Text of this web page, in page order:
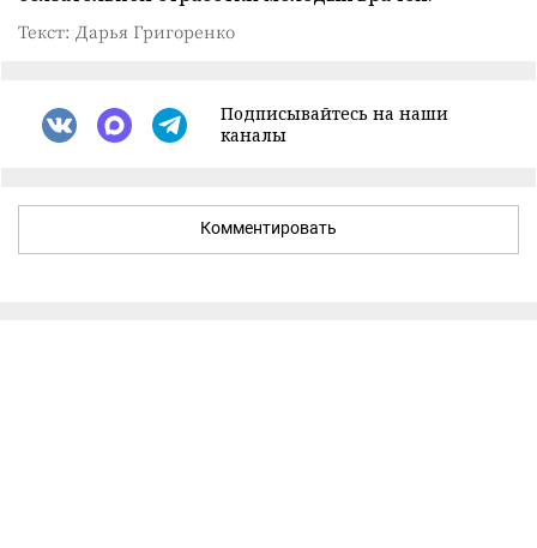
Текст: Дарья Григоренко
Подписывайтесь на наши
каналы
Комментировать